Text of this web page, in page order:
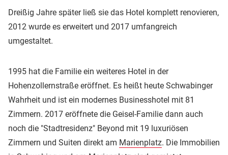
Dreißig Jahre später ließ sie das Hotel komplett renovieren,
2012 wurde es erweitert und 2017 umfangreich
umgestaltet.
1995 hat die Familie ein weiteres Hotel in der
Hohenzollernstraße eröffnet. Es heißt heute Schwabinger
Wahrheit und ist ein modernes Businesshotel mit 81
Zimmern. 2017 eröffnete die Geisel-Familie dann auch
noch die "Stadtresidenz" Beyond mit 19 luxuriösen
Zimmern und Suiten direkt am Marienplatz. Die Immobilien